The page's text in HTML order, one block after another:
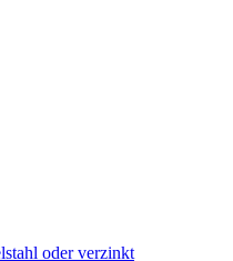
oder verzinkt